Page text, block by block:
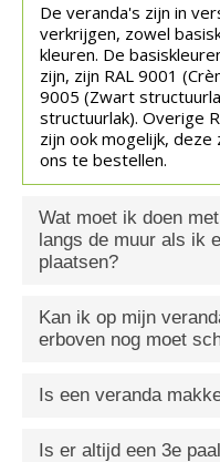
De veranda's zijn in
verkrijgen, zowel
kleuren. De
zijn, zijn RAL 9001
9005 (Zwart
structuurlak). Overige
zijn ook mogelijk,
ons te bestellen.
Wat moet ik doen
langs de muur als ik
plaatsen?
Kan ik op mijn
erboven nog moet
Is een veranda
Is er altijd een 3e